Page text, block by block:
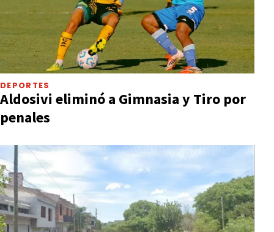
DEPORTES
Aldosivi eliminó a Gimnasia y Tiro por
penales